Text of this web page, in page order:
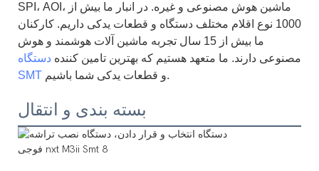
SPI، AOI، ماشین هوش مصنوعی و غیره. در انبار ما بیش از
1000 نوع اقلام مختلف دستگاه و قطعات یدکی داریم. کارکنان
ما بیش از 15 سال تجربه ماشین آلات هوشمند و هوش
مصنوعی دارند. ما متعهد هستیم که بهترین تامین کننده دستگاه
SMT
و قطعات یدکی شما باشیم.
بسته بندی و انتقال